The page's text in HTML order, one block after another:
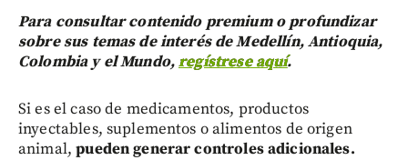
Para consultar contenido premium o profundizar
sobre sus temas de interés de Medellín, Antioquia,
Colombia y el Mundo,regístrese aquí.
Si es el caso de medicamentos, productos
inyectables, suplementos o alimentos de origen
animal,pueden generar controles adicionales.